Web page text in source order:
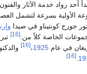
أحد رواد خدمة الآثار
الأولية بسرعة لتشمل
جورج كونتيناو في صيدا
الخاصة كلاً من:[16]
في عام 1925،[16]
.
[16]